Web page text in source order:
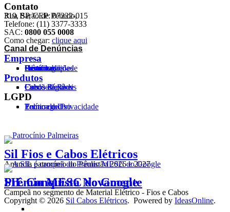
Contato
Rua Barão de Penedo,
319, SP, CEP: 07222-015
Telefone: (11) 3377-3333
SAC: 0800 055 0008
Como chegar: clique aqui
Canal de Denúncias
Empresa
Histórico
Certificados
Homologações
Prêmios
Sustentabilidade
Produtos
Cabos Flexíveis
Cordões
Cabos Rígidos
Fios
Cabos de Rede
LGPD
Política de Privacidade
Termo de Uso
Encarregado
Sil Fios e Cabos Elétricos
Anuncia patrocínio do Paulistão 2026 e 2027
SIL Conquista Novamente
Prêmio MESC do Google
Campeã no segmento de Material Elétrico - Fios e Cabos
Copyright © 2026 Sil Cabos Elétricos. Powered by IdeasOnline.